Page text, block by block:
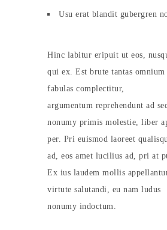
Usu erat blandit gubergren
Hinc labitur eripuit ut eos,
qui ex. Est brute tantas
fabulas complectitur,
argumentum reprehendunt ad
nonumy primis molestie, liber
per. Pri euismod laoreet
ad, eos amet lucilius ad, pri at
Ex ius laudem mollis
virtute salutandi, eu nam ludus
nonumy indoctum.